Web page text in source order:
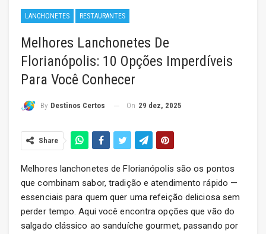
LANCHONETES RESTAURANTES
Melhores Lanchonetes De
Florianópolis: 10 Opções Imperdíveis
Para Você Conhecer
By Destinos Certos On 29 dez, 2025
Share
Melhores lanchonetes de Florianópolis são os pontos
que combinam sabor, tradição e atendimento rápido —
essenciais para quem quer uma refeição deliciosa sem
perder tempo. Aqui você encontra opções que vão do
salgado clássico ao sanduíche gourmet, passando por